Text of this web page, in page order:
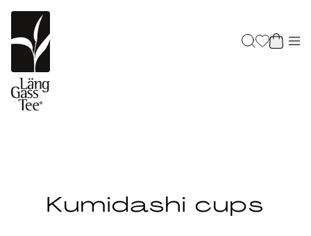
Kumidashi cups